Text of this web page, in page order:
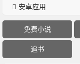
安卓应用
免费小说
追书